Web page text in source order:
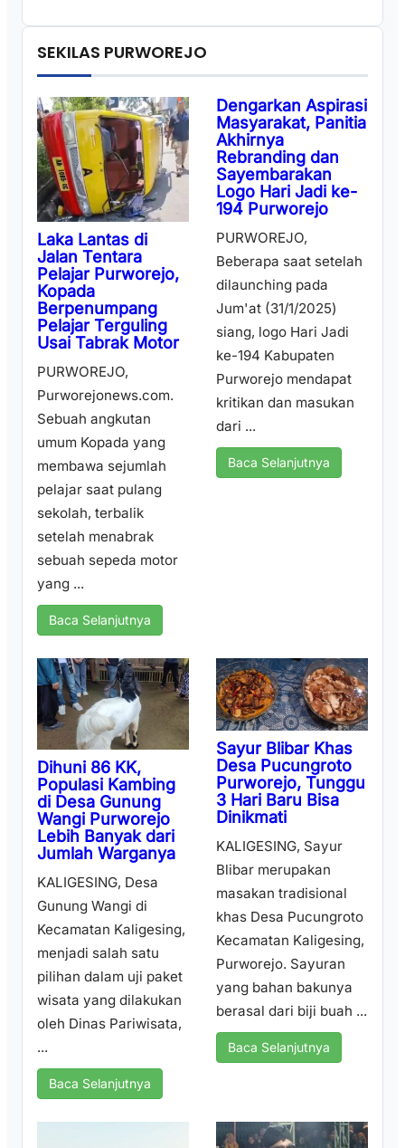
SEKILAS PURWOREJO
Laka Lantas di
Jalan Tentara
Pelajar Purworejo,
Kopada
Berpenumpang
Pelajar Terguling
Usai Tabrak Motor
PURWOREJO,
Purworejonews.com.
Sebuah angkutan
umum Kopada yang
membawa sejumlah
pelajar saat pulang
sekolah, terbalik
setelah menabrak
sebuah sepeda motor
yang ...
Baca Selanjutnya
Dengarkan Aspirasi
Masyarakat, Panitia
Akhirnya
Rebranding dan
Sayembarakan
Logo Hari Jadi ke-
194 Purworejo
PURWOREJO,
Beberapa saat setelah
dilaunching pada
Jum'at (31/1/2025)
siang, logo Hari Jadi
ke-194 Kabupaten
Purworejo mendapat
kritikan dan masukan
dari ...
Baca Selanjutnya
Dihuni 86 KK,
Populasi Kambing
di Desa Gunung
Wangi Purworejo
Lebih Banyak dari
Jumlah Warganya
KALIGESING, Desa
Gunung Wangi di
Kecamatan Kaligesing,
menjadi salah satu
pilihan dalam uji paket
wisata yang dilakukan
oleh Dinas Pariwisata,
...
Baca Selanjutnya
Sayur Blibar Khas
Desa Pucungroto
Purworejo, Tunggu
3 Hari Baru Bisa
Dinikmati
KALIGESING, Sayur
Blibar merupakan
masakan tradisional
khas Desa Pucungroto
Kecamatan Kaligesing,
Purworejo. Sayuran
yang bahan bakunya
berasal dari biji buah ...
Baca Selanjutnya